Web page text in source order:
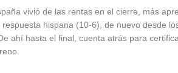
vivió de las rentas en el cierre, más
hispana (10-6), de nuevo desde
ahí hasta el final, cuenta atrás para